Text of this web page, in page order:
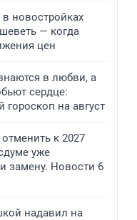
новостройках
— когда
цен
в любви, а
сердце:
на август
отменить к 2027
уже
замену. Новости 6
надавил на